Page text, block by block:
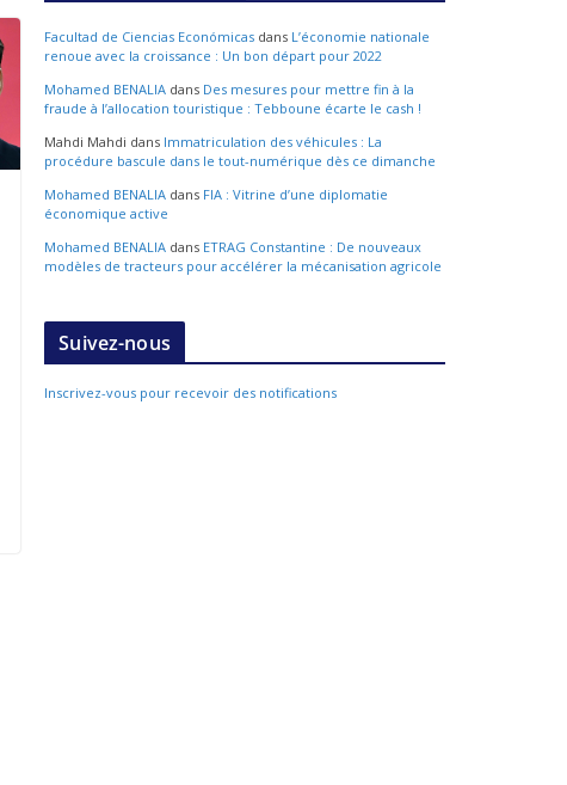
Facultad de Ciencias Económicas dans L’économie nationale
renoue avec la croissance : Un bon départ pour 2022
Mohamed BENALIA dans Des mesures pour mettre fin à la
fraude à l’allocation touristique : Tebboune écarte le cash !
Mahdi Mahdi dans Immatriculation des véhicules : La
procédure bascule dans le tout-numérique dès ce dimanche
Mohamed BENALIA dans FIA : Vitrine d’une diplomatie
économique active
Mohamed BENALIA dans ETRAG Constantine : De nouveaux
modèles de tracteurs pour accélérer la mécanisation agricole
Suivez-nous
Inscrivez-vous pour recevoir des notifications